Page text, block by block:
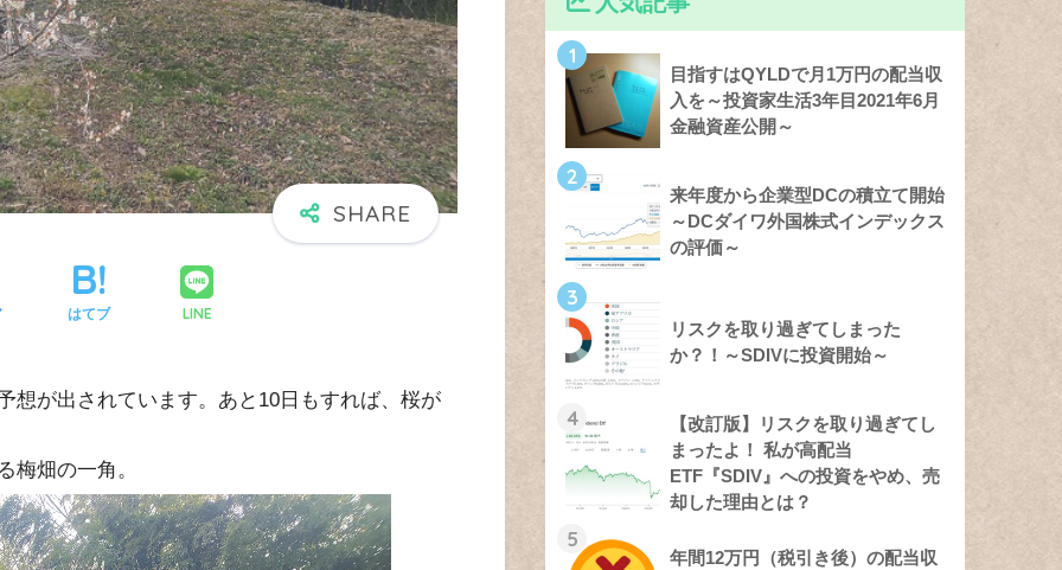
はてブ LINE
想が出されています。あと10日もすれば、桜が
梅畑の一角。
1
目指すはQYLDで月1万円の配当収
入を～投資家生活3年目2021年6月
金融資産公開～
2
来年度から企業型DCの積立て開始
～DCダイワ外国株式インデックス
の評価～
3
リスクを取り過ぎてしまった
か？！～SDIVに投資開始～
4
【改訂版】リスクを取り過ぎてし
まったよ！ 私が高配当
ETF『SDIV』への投資をやめ、売
却した理由とは？
5
年間12万円（税引き後）の配当収